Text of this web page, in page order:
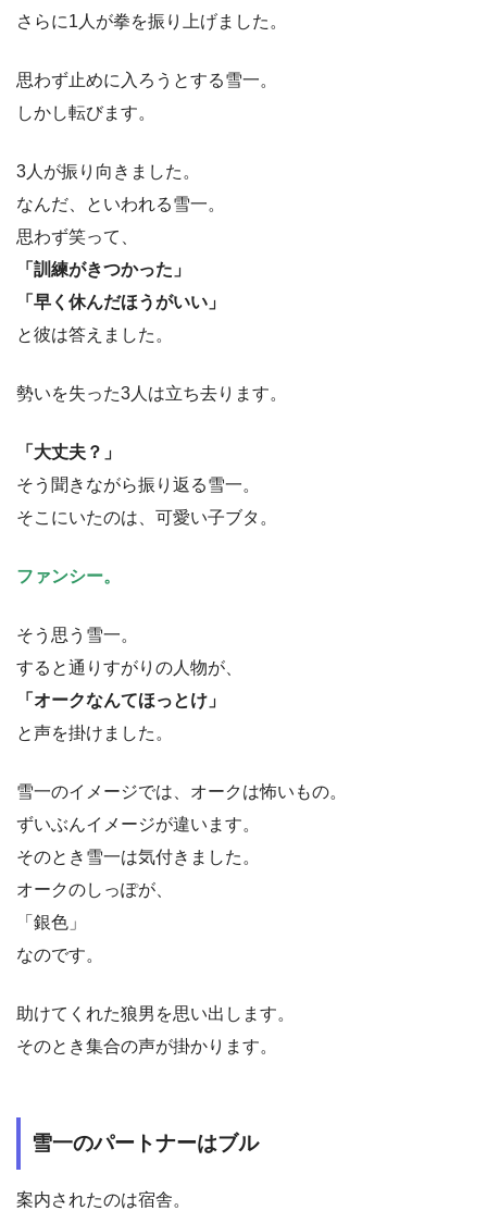
さらに1人が拳を振り上げました。
思わず止めに入ろうとする雪一。
しかし転びます。
3人が振り向きました。
なんだ、といわれる雪一。
思わず笑って、
「訓練がきつかった」
「早く休んだほうがいい」
と彼は答えました。
勢いを失った3人は立ち去ります。
「大丈夫？」
そう聞きながら振り返る雪一。
そこにいたのは、可愛い子ブタ。
ファンシー。
そう思う雪一。
すると通りすがりの人物が、
「オークなんてほっとけ」
と声を掛けました。
雪一のイメージでは、オークは怖いもの。
ずいぶんイメージが違います。
そのとき雪一は気付きました。
オークのしっぽが、
「銀色」
なのです。
助けてくれた狼男を思い出します。
そのとき集合の声が掛かります。
雪一のパートナーはブル
案内されたのは宿舎。